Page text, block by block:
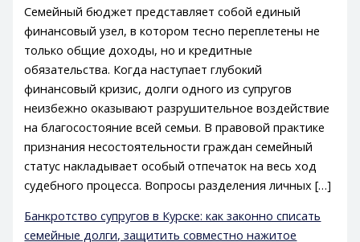
Семейный бюджет представляет собой единый
финансовый узел, в котором тесно переплетены не
только общие доходы, но и кредитные
обязательства. Когда наступает глубокий
финансовый кризис, долги одного из супругов
неизбежно оказывают разрушительное воздействие
на благосостояние всей семьи. В правовой практике
признания несостоятельности граждан семейный
статус накладывает особый отпечаток на весь ход
судебного процесса. Вопросы разделения личных […]
Банкротство супругов в Курске: как законно списать
семейные долги, защитить совместно нажитое